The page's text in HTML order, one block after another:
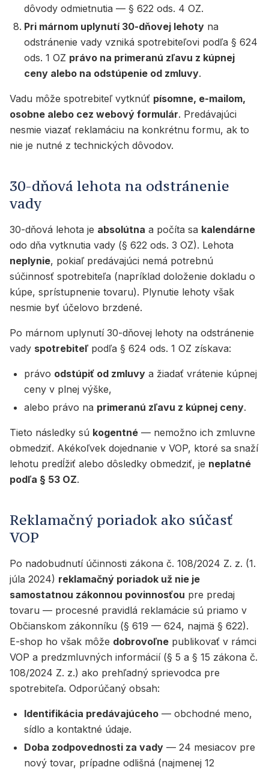
dôvody odmietnutia — § 622 ods. 4 OZ.
Pri márnom uplynutí 30-dňovej lehoty na
odstránenie vady vzniká spotrebiteľovi podľa § 624
ods. 1 OZ právo na primeranú zľavu z kúpnej
ceny alebo na odstúpenie od zmluvy.
Vadu môže spotrebiteľ vytknúť písomne, e-mailom,
osobne alebo cez webový formulár. Predávajúci
nesmie viazať reklamáciu na konkrétnu formu, ak to
nie je nutné z technických dôvodov.
30-dňová lehota na odstránenie
vady
30-dňová lehota je absolútna a počíta sa kalendárne
odo dňa vytknutia vady (§ 622 ods. 3 OZ). Lehota
neplynie, pokiaľ predávajúci nemá potrebnú
súčinnosť spotrebiteľa (napríklad doloženie dokladu o
kúpe, sprístupnenie tovaru). Plynutie lehoty však
nesmie byť účelovo brzdené.
Po márnom uplynutí 30-dňovej lehoty na odstránenie
vady spotrebiteľ podľa § 624 ods. 1 OZ získava:
právo odstúpiť od zmluvy a žiadať vrátenie kúpnej
ceny v plnej výške,
alebo právo na primeranú zľavu z kúpnej ceny.
Tieto následky sú kogentné — nemožno ich zmluvne
obmedziť. Akékoľvek dojednanie v VOP, ktoré sa snaží
lehotu predĺžiť alebo dôsledky obmedziť, je neplatné
podľa § 53 OZ.
Reklamačný poriadok ako súčasť
VOP
Po nadobudnutí účinnosti zákona č. 108/2024 Z. z. (1.
júla 2024) reklamačný poriadok už nie je
samostatnou zákonnou povinnosťou pre predaj
tovaru — procesné pravidlá reklamácie sú priamo v
Občianskom zákonníku (§ 619 — 624, najmä § 622).
E-shop ho však môže dobrovoľne publikovať v rámci
VOP a predzmluvných informácií (§ 5 a § 15 zákona č.
108/2024 Z. z.) ako prehľadný sprievodca pre
spotrebiteľa. Odporúčaný obsah:
Identifikácia predávajúceho — obchodné meno,
sídlo a kontaktné údaje.
Doba zodpovednosti za vady — 24 mesiacov pre
nový tovar, prípadne odlišná (najmenej 12